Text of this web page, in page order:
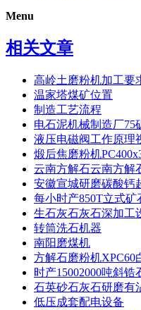
Menu
相关文章
高岭土磨粉机加工要
温家塔煤矿位置
制造工艺流程
电石泥机械制造厂75
液压电磁阀工作原理
煅后焦磨粉机
云南方解石云南方解
安徽宣城研磨碳酸钙
每小时产850T立式矿
生石灰石灰石深加工
转筒洗石机器
南阳磨煤机
方解石磨粉机XPC60
时产15002000吨斜
石英砂石灰石研磨有
低压成套配电设备